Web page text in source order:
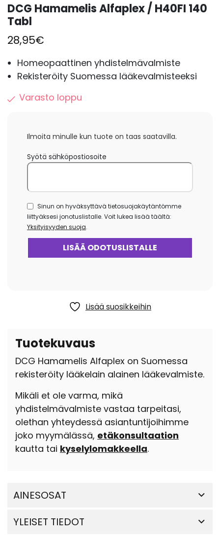
DCG Hamamelis Alfaplex / H40FI 140
Tabl
28,95€
Homeopaattinen yhdistelmävalmiste
Rekisteröity Suomessa lääkevalmisteeksi
Varasto loppu
Ilmoita minulle kun tuote on taas saatavilla.
Syötä sähköpostiosoite
Sinun on hyväksyttävä tietosuojakäytäntömme
liittyäksesi jonotuslistalle. Voit lukea lisää täältä:
Yksityisyyden suoja.
Lisää suosikkeihin
Tuotekuvaus
DCG Hamamelis Alfaplex on Suomessa
rekisteröity lääkelain alainen lääkevalmiste.
Mikäli et ole varma, mikä
yhdistelmävalmiste vastaa tarpeitasi,
olethan yhteydessä asiantuntijoihimme
joko myymälässä, etäkonsultaation
kautta tai kyselylomakkeella.
AINESOSAT
YLEISET TIEDOT